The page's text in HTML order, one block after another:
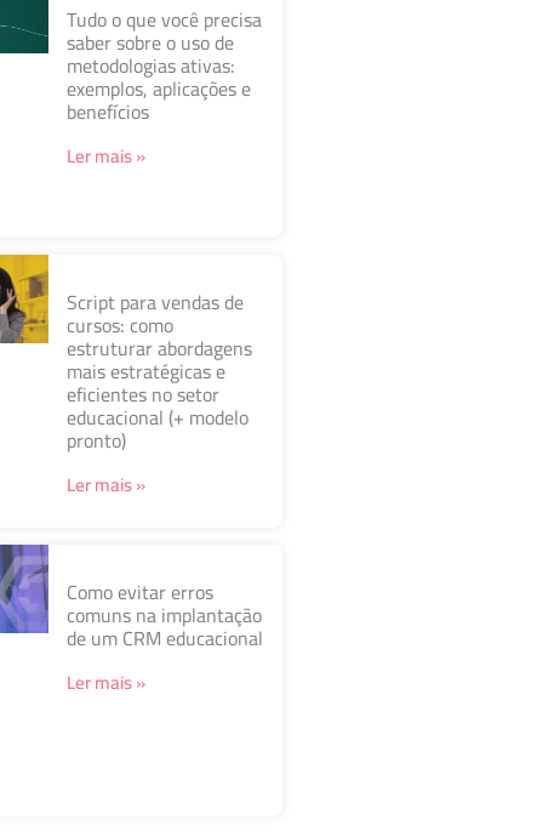
Tudo o que você precisa
saber sobre o uso de
metodologias ativas:
exemplos, aplicações e
benefícios
Ler mais »
Script para vendas de
cursos: como
estruturar abordagens
mais estratégicas e
eficientes no setor
educacional (+ modelo
pronto)
Ler mais »
Como evitar erros
comuns na implantação
de um CRM educacional
Ler mais »